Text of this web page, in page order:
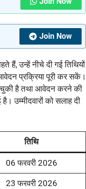
Join Now
हैं, उन्हें नीचे दी गई तिथियों
प्रक्रिया पूरी कर सकें।
है तथा आवेदन करने की
है। उम्मीदवारों को सलाह दी
तिथि
06 फरवरी 2026
23 फरवरी 2026